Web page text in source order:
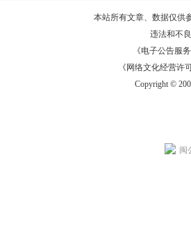
本站所有文章、数据仅供
违法和不
《电子公告服务
《网络文化经营许
Copyright ©
闽